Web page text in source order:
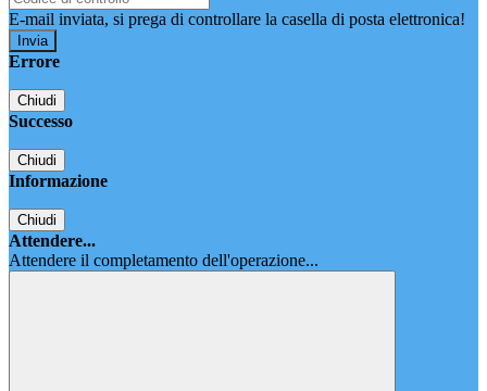
E-mail inviata, si prega di controllare la casella di posta elettronica!
Errore
Chiudi
Successo
Chiudi
Informazione
Chiudi
Attendere...
Attendere il completamento dell'operazione...